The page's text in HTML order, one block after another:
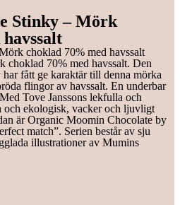
Stinky – Mörk
choklad 70% med havssalt
choklad 70% med havssalt. Den
fått ge karaktär till denna mörka
flingor av havssalt. En underbar
Tove Janssons lekfulla och
och ekologisk, vacker och ljuvligt
är Organic Moomin Chocolate by
match”. Serien består av sju
illustrationer av Mumins